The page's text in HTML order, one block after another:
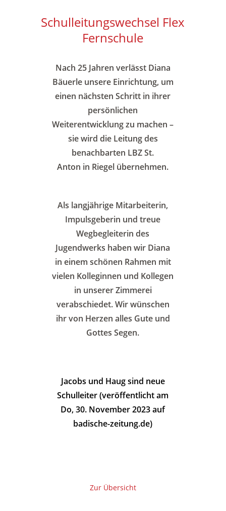
Schulleitungswechsel Flex
Fernschule
Nach 25 Jahren verlässt Diana
Bäuerle unsere Einrichtung, um
einen nächsten Schritt in ihrer
persönlichen
Weiterentwicklung zu machen–
sie wird die Leitung des
benachbarten LBZ St.
Anton in Riegel übernehmen.
Als langjährige Mitarbeiterin,
Impulsgeberin und treue
Wegbegleiterin des
Jugendwerks haben wir Diana
in einem schönen Rahmen mit
vielen Kolleginnen und Kollegen
in unserer Zimmerei
verabschiedet. Wir wünschen
ihr von Herzen alles Gute und
Gottes Segen.
Jacobs und Haug sind neue
Schulleiter(veröffentlicht am
Do, 30. November 2023 auf
badische-zeitung.de)
Zur Übersicht